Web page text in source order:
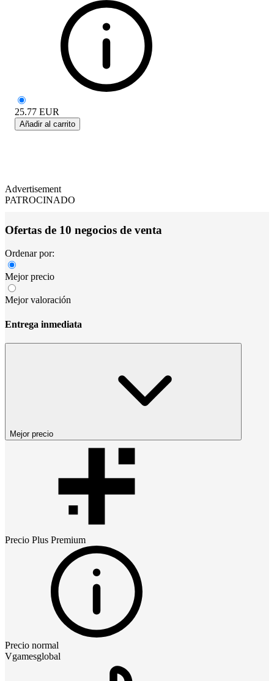
25.77 EUR
Añadir al carrito
Advertisement
PATROCINADO
Ofertas de 10 negocios de venta
Ordenar por:
Mejor precio
Mejor valoración
Entrega inmediata
Mejor precio
Precio Plus Premium
Precio normal
Vgamesglobal